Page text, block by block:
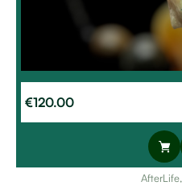
€120.00
AfterLife,